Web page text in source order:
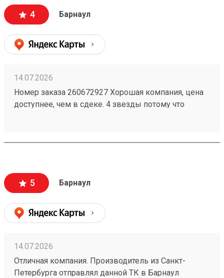
4 Барнаул
14.07.2026
Номер заказа 260672927 Хорошая компания, цена
доступнее, чем в сдеке. 4 звезды потому что
5 Барнаул
14.07.2026
Отличная компания. Производитель из Санкт-
Петербурга отправлял данной ТК в Барнаул